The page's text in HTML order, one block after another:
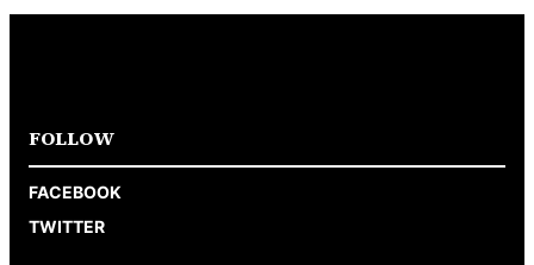
FOLLOW
FACEBOOK
TWITTER